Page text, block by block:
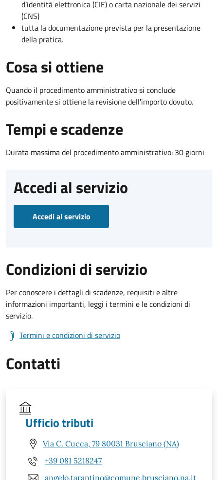
d’identità elettronica (CIE) o carta nazionale dei servizi
(CNS)
tutta la documentazione prevista per la presentazione
della pratica.
Cosa si ottiene
Quando il procedimento amministrativo si conclude
positivamente si ottiene la revisione dell'importo dovuto.
Tempi e scadenze
Durata massima del procedimento amministrativo: 30 giorni
Accedi al servizio
Accedi al servizio
Condizioni di servizio
Per conoscere i dettagli di scadenze, requisiti e altre
informazioni importanti, leggi i termini e le condizioni di
servizio.
Termini e condizioni di servizio
Contatti
Ufficio tributi
Via C. Cucca, 79 80031 Brusciano (NA)
+39 081 5218247
angelo.tarantino@comune.brusciano.na.it